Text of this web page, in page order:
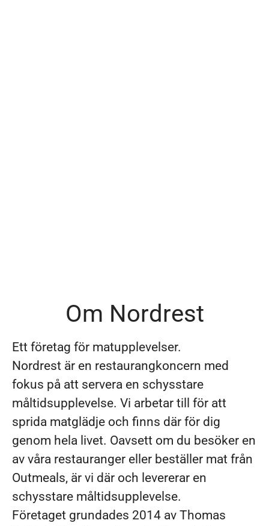
Om Nordrest
Ett företag för matupplevelser.
Nordrest är en restaurangkoncern med
fokus på att servera en schysstare
måltidsupplevelse. Vi arbetar till för att
sprida matglädje och finns där för dig
genom hela livet. Oavsett om du besöker en
av våra restauranger eller beställer mat från
Outmeals, är vi där och levererar en
schysstare måltidsupplevelse.
Företaget grundades 2014 av Thomas